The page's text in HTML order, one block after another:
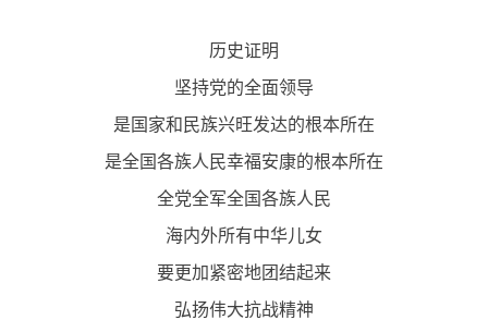
历史证明
坚持党的全面领导
是国家和民族兴旺发达的根本所在
是全国各族人民幸福安康的根本所在
全党全军全国各族人民
海内外所有中华儿女
要更加紧密地团结起来
弘扬伟大抗战精神